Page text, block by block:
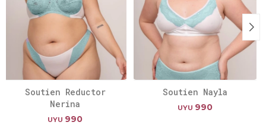
Soutien Reductor
Nerina
UYU 990
Soutien Nayla
UYU 990